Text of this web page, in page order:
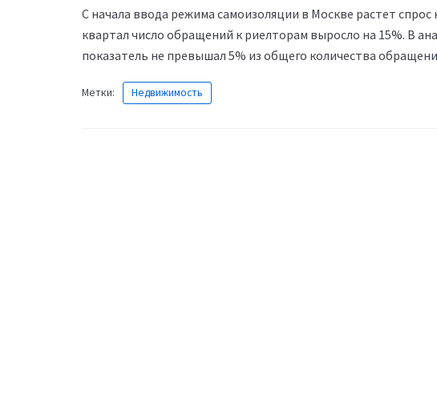
С начала ввода режима самоизоляции в Москве растет спрос
квартал число обращений к риелторам выросло на 15%. В
показатель не превышал 5% из общего количества
Метки: Недвижимость